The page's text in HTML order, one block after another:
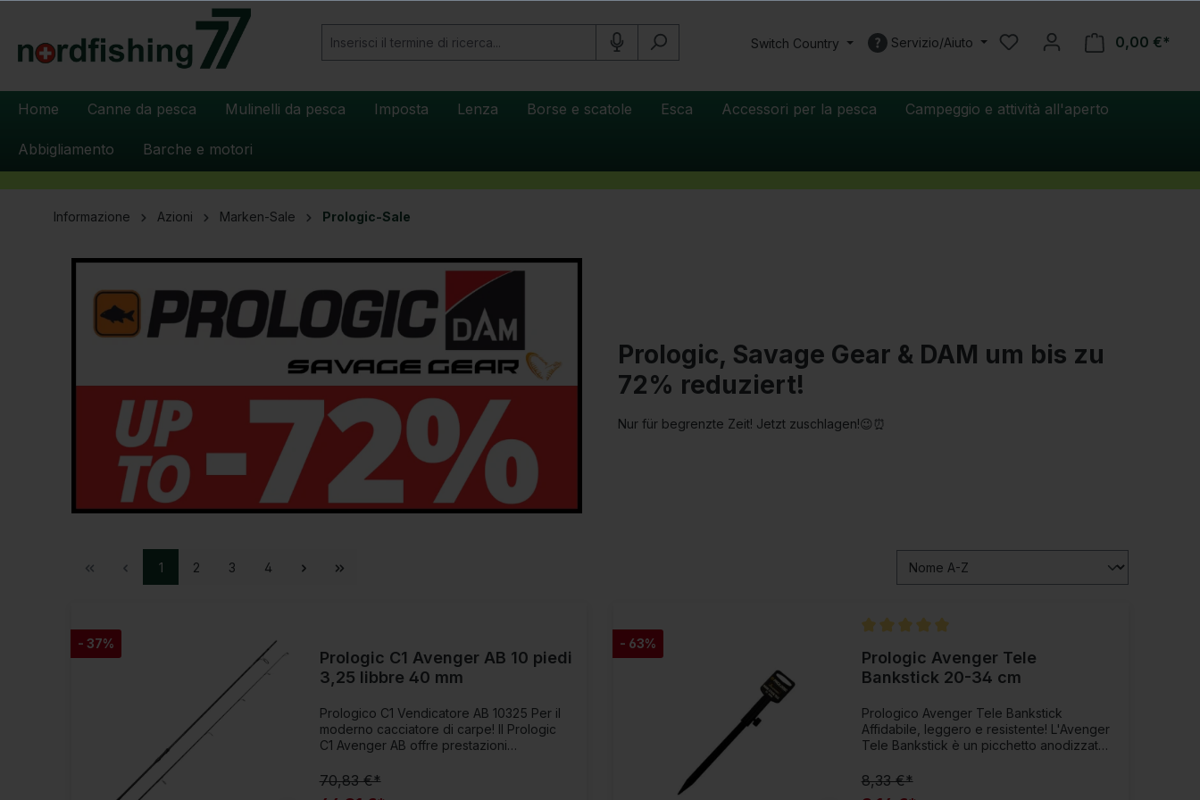
Passa alla navigazione principale
Switch Country
Servizio/Aiuto 0,00 €*
Home Canne da pesca Mulinelli da pesca Imposta Lenza Borse e scatole Esca Accessori per la pesca Campeggio e attività all'aperto
Abbigliamento Barche e motori
Informazione Azioni Marken-Sale Prologic-Sale
Prologic, Savage Gear & DAM um bis zu
72% reduziert!
Nur für begrenzte Zeit! Jetzt zuschlagen!😉⏰
1 2 3 4
- 37%
Prologic C1 Avenger AB 10 piedi
3,25 libbre 40 mm
Prologico C1 Vendicatore AB 10325 Per il
moderno cacciatore di carpe! Il Prologic
C1 Avenger AB offre prestazioni
moderno aggiornamento dei componenti,
idealmente adattato alla carpa target, ti
70,83 €*
- 63%
Prologic Avenger Tele
Bankstick 20-34 cm
Prologico Avenger Tele Bankstick
Affidabile, leggero e resistente! L'Avenger
Tele Bankstick è un picchetto anodizzato
lunghezza da 20 cm a 34 cm. Grazie alla
vite di torsione questo è completamente
8,33 €*